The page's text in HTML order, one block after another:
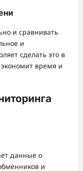
и сравнивать
и
сделать это в
экономит время и
данные о
и